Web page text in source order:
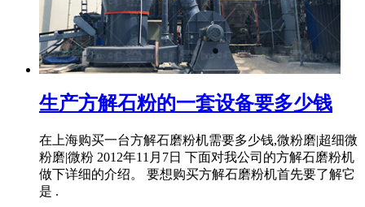
生产方解石粉的一套设备要多少钱
在上海购买一台方解石磨粉机需要多少钱,微粉磨|超细微
粉磨|微粉 2012年11月7日 下面对我公司的方解石磨粉机
做下详细的介绍。 要想购买方解石磨粉机首先要了解它
是 .